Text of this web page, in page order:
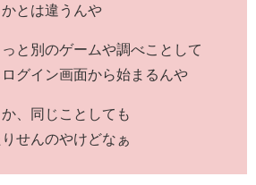
とは違うんや
と別のゲームや調べことして
グイン画面から始まるんや
、同じことしても
せんのやけどなぁ